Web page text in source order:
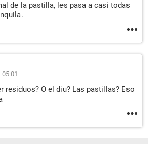
de la pastilla, les pasa a casi todas
residuos? O el diu? Las pastillas? Eso